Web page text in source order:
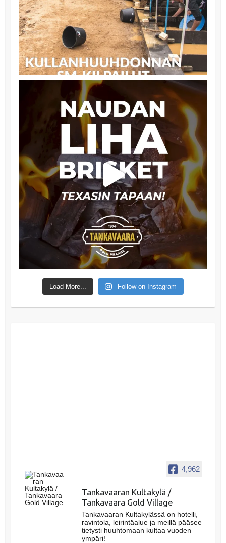
Load More... Follow on Instagram
4,962
Tankavaaran Kultakylä /
Tankavaara Gold Village
Tankavaaran Kultakylässä on hotelli,
ravintola, leirintäalue ja meillä pääsee
tietysti huuhtomaan kultaa vuoden
ympäri!